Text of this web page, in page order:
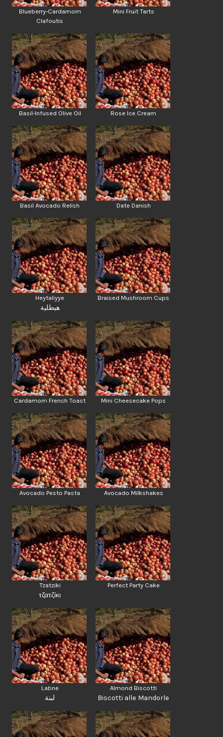
Blueberry-Cardamom
Clafoutis
Mini Fruit Tarts
Basil-Infused Olive Oil Rose Ice Cream
Basil Avocado Relish Date Danish
Heytaliyye
هيطلية
Braised Mushroom Cups
Cardamom French Toast Mini Cheesecake Pops
Avocado Pesto Pasta Avocado Milkshakes
Tzatziki
τζατζίκι
Perfect Party Cake
Labne
لبنة
Almond Biscotti
Biscotti alle Mandorle